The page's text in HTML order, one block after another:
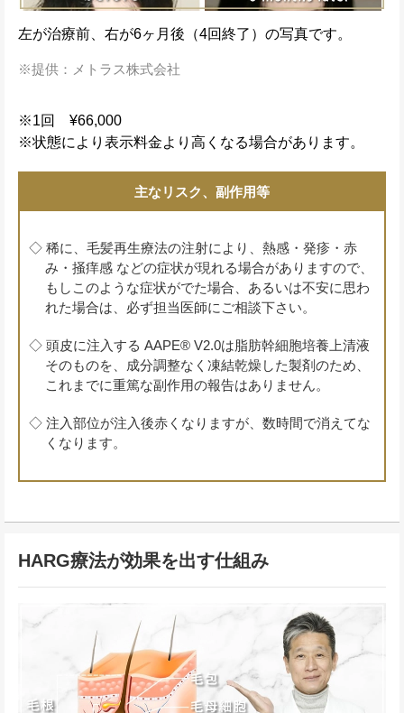
左が治療前、右が6ヶ月後（4回終了）の写真です。
提供：メトラス株式会社
※1回 ¥66,000
※状態により表示料金より高くなる場合があります。
主なリスク、副作用等
◇ 稀に、毛髪再生療法の注射により、熱感・発疹・赤
み・掻痒感 などの症状が現れる場合がありますので、
もしこのような症状がでた場合、あるいは不安に思わ
れた場合は、必ず担当医師にご相談下さい。
◇ 頭皮に注入する AAPE® V2.0は脂肪幹細胞培養上清液
そのものを、成分調整なく凍結乾燥した製剤のため、
これまでに重篤な副作用の報告はありません。
◇ 注入部位が注入後赤くなりますが、数時間で消えてな
くなります。
HARG療法が効果を出す仕組み